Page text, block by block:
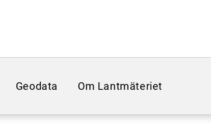
Geodata Om Lantmäteriet